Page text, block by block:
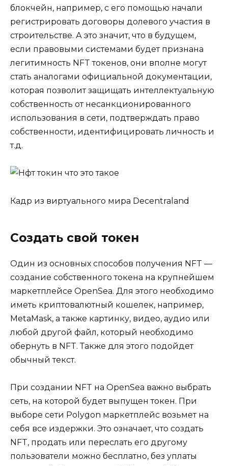
блокчейн, например, с его помощью начали
регистрировать договоры долевого участия в
строительстве. А это значит, что в будущем,
если правовыми системами будет признана
легитимность NFT токенов, они вполне могут
стать аналогами официальной документации,
которая позволит защищать интеллектуальную
собственность от несанкционированного
использования в сети, подтверждать право
собственности, идентифицировать личность и
т.д.
Кадр из виртуального мира Decentraland
Создать свой токен
Один из основных способов получения NFT —
создание собственного токена на крупнейшем
маркетплейсе OpenSea. Для этого необходимо
иметь криптовалютный кошелек, например,
MetaMask, а также картинку, видео, аудио или
любой другой файл, который необходимо
обернуть в NFT. Также для этого подойдет
обычный текст.
При создании NFT на OpenSea важно выбрать
сеть, на которой будет выпущен токен. При
выборе сети Polygon маркетплейс возьмет на
себя все издержки. Это означает, что создать
NFT, продать или переслать его другому
пользователи можно бесплатно, без уплаты